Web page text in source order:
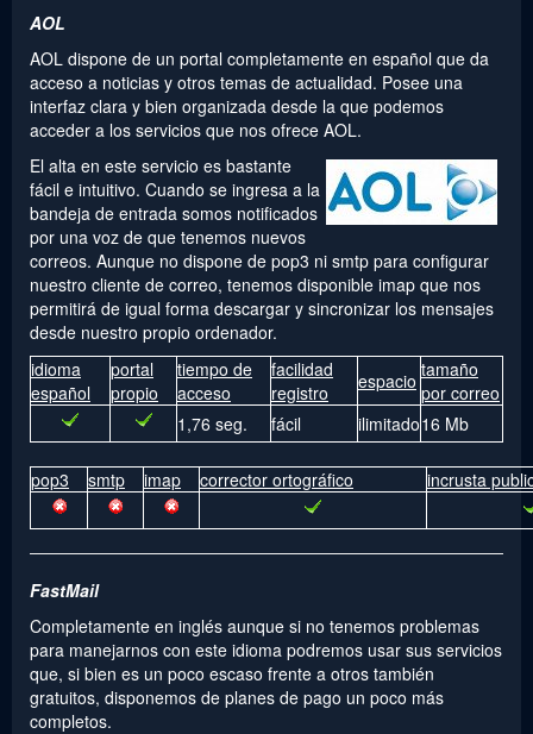
AOL
AOL dispone de un portal completamente en español que da
acceso a noticias y otros temas de actualidad. Posee una
interfaz clara y bien organizada desde la que podemos
acceder a los servicios que nos ofrece AOL.
El alta en este servicio es bastante
fácil e intuitivo. Cuando se ingresa a la
bandeja de entrada somos notificados
por una voz de que tenemos nuevos
correos. Aunque no dispone de pop3 ni smtp para configurar
nuestro cliente de correo, tenemos disponible imap que nos
permitirá de igual forma descargar y sincronizar los mensajes
desde nuestro propio ordenador.
idioma
español
portal
propio
tiempo de
acceso
facilidad
registro
espacio tamaño
por correo
1,76 seg.
fácil ilimitado16 Mb
pop3 smtp imap corrector ortográfico incrusta
FastMail
Completamente en inglés aunque si no tenemos problemas
para manejarnos con este idioma podremos usar sus servicios
que, si bien es un poco escaso frente a otros también
gratuitos, disponemos de planes de pago un poco más
completos.